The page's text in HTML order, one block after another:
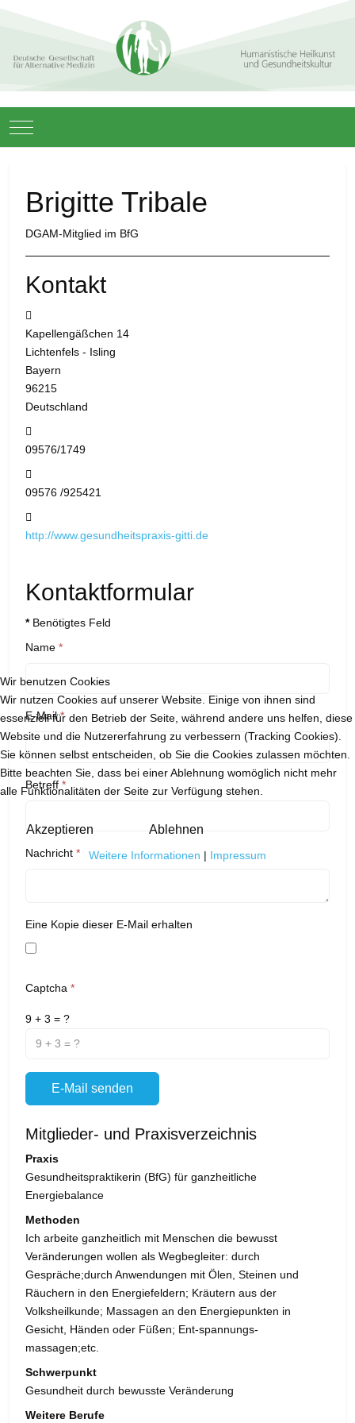
Mobile Menu Toggle
Brigitte Tribale
DGAM-Mitglied im BfG
Kontakt
Kapellengäßchen 14
Lichtenfels - Isling
Bayern
96215
Deutschland
09576/1749
09576 /925421
http://www.gesundheitspraxis-gitti.de
Kontaktformular
*Benötigtes Feld
Name *
E-Mail*
Betreff *
Nachricht *
Eine Kopie dieser E-Mail erhalten
Captcha *
9 + 3 = ?
E-Mail senden
Mitglieder- und Praxisverzeichnis
Praxis
Gesundheitspraktikerin (BfG) für ganzheitliche
Energiebalance
Methoden
Ich arbeite ganzheitlich mit Menschen die bewusst
Veränderungen wollen als Wegbegleiter: durch
Gespräche;durch Anwendungen mit Ölen, Steinen und
Räuchern in den Energiefeldern; Kräutern aus der
Volksheilkunde; Massagen an den Energiepunkten in
Gesicht, Händen oder Füßen; Ent-spannungs-
massagen;etc.
Schwerpunkt
Gesundheit durch bewusste Veränderung
Weitere Berufe
Wir benutzen Cookies
Wir nutzen Cookies auf unserer Website. Einige von ihnen sind
essenziell für den Betrieb der Seite, während andere uns helfen, diese
Website und die Nutzererfahrung zu verbessern (Tracking Cookies).
Sie können selbst entscheiden, ob Sie die Cookies zulassen möchten.
Bitte beachten Sie, dass bei einer Ablehnung womöglich nicht mehr
alle Funktionalitäten der Seite zur Verfügung stehen.
Akzeptieren Ablehnen
Weitere Informationen | Impressum